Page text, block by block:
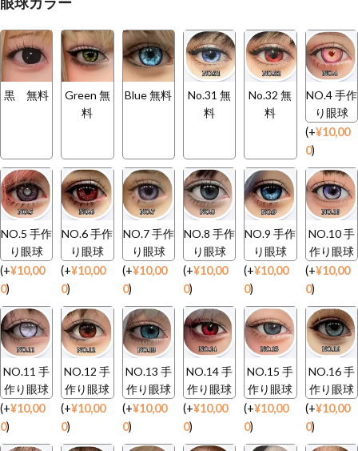
黒 無料
Green 無
料
Blue 無料
No.31 無
料
No.32 無
料
NO.4 手作
り眼球
(+¥10,00
0)
NO.5 手作
り眼球
(+¥10,00
0)
NO.6 手作
り眼球
(+¥10,00
0)
NO.7 手作
り眼球
(+¥10,00
0)
NO.8 手作
り眼球
(+¥10,00
0)
NO.9 手作
り眼球
(+¥10,00
0)
NO.10 手
作り眼球
(+¥10,00
0)
NO.11 手
作り眼球
(+¥10,00
0)
NO.12 手
作り眼球
(+¥10,00
0)
NO.13 手
作り眼球
(+¥10,00
0)
NO.14 手
作り眼球
(+¥10,00
0)
NO.15 手
作り眼球
(+¥10,00
0)
NO.16 手
作り眼球
(+¥10,00
0)